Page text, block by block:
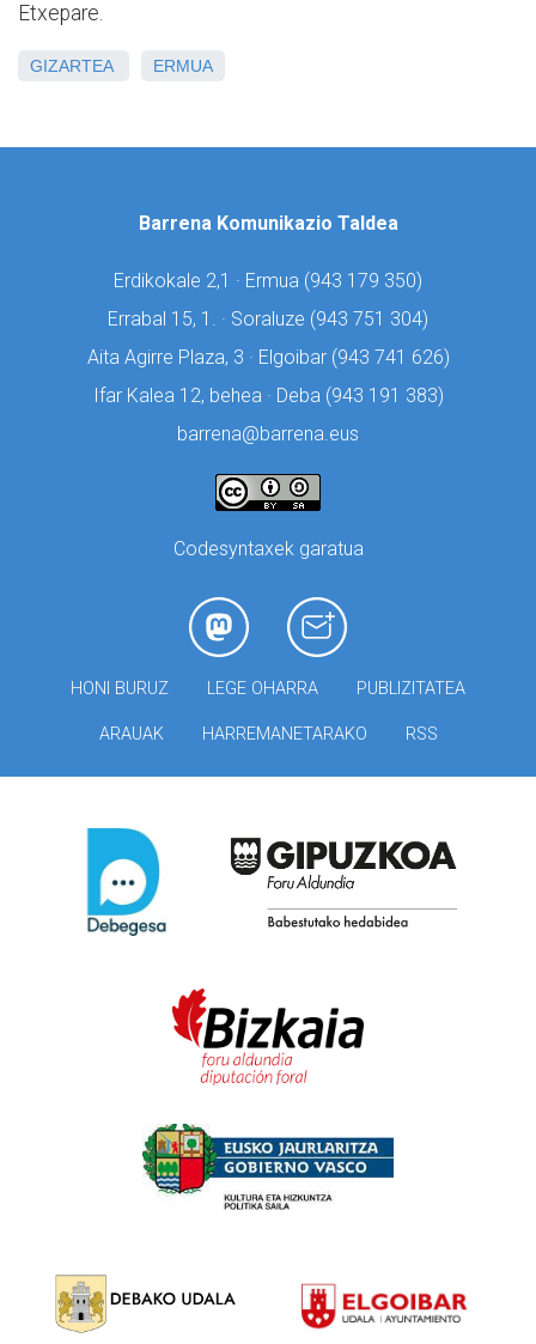
Etxepare.
GIZARTEA ERMUA
Barrena Komunikazio Taldea
Erdikokale 2,1 · Ermua (943 179 350)
Errabal 15, 1. · Soraluze (943 751 304)
Aita Agirre Plaza, 3 · Elgoibar (943 741 626)
Ifar Kalea 12, behea · Deba (943 191 383)
barrena@barrena.eus
Codesyntaxek garatua
HONI BURUZ LEGE OHARRA PUBLIZITATEA
ARAUAK HARREMANETARAKO RSS